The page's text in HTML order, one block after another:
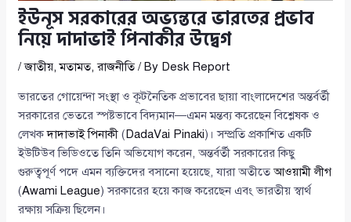
ইউনূস সরকারের অভ্যন্তরে ভারতের প্রভাব
নিয়ে দাদাভাই পিনাকীর উদ্বেগ
/জাতীয়,মতামত,রাজনীতি/ By Desk Report
ভারতের গোয়েন্দা সংস্থা ও কূটনৈতিক প্রভাবের ছায়া বাংলাদেশের অন্তর্বর্তী
সরকারের ভেতরে স্পষ্টভাবে বিদ্যমান—এমন মন্তব্য করেছেন বিশ্লেষক ও
লেখকদাদাভাই পিনাকী (DadaVai Pinaki)। সম্প্রতি প্রকাশিত একটি
ইউটিউব ভিডিওতে তিনি অভিযোগ করেন, অন্তর্বর্তী সরকারের কিছু
গুরুত্বপূর্ণ পদে এমন ব্যক্তিদের বসানো হয়েছে, যারা অতীতেআওয়ামী লীগ
(Awami League) সরকারের হয়ে কাজ করেছেন এবং ভারতীয় স্বার্থ
রক্ষায় সক্রিয় ছিলেন।